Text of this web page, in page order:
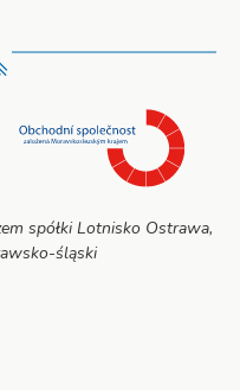
spółki Lotnisko Ostrawa,
śląski